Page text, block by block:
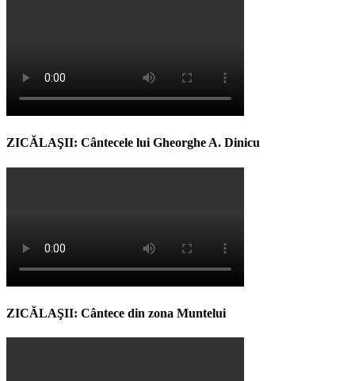
ZICĂLAŞII: Cântecele lui Gheorghe A. Dinicu
ZICĂLAŞII: Cântece din zona Muntelui